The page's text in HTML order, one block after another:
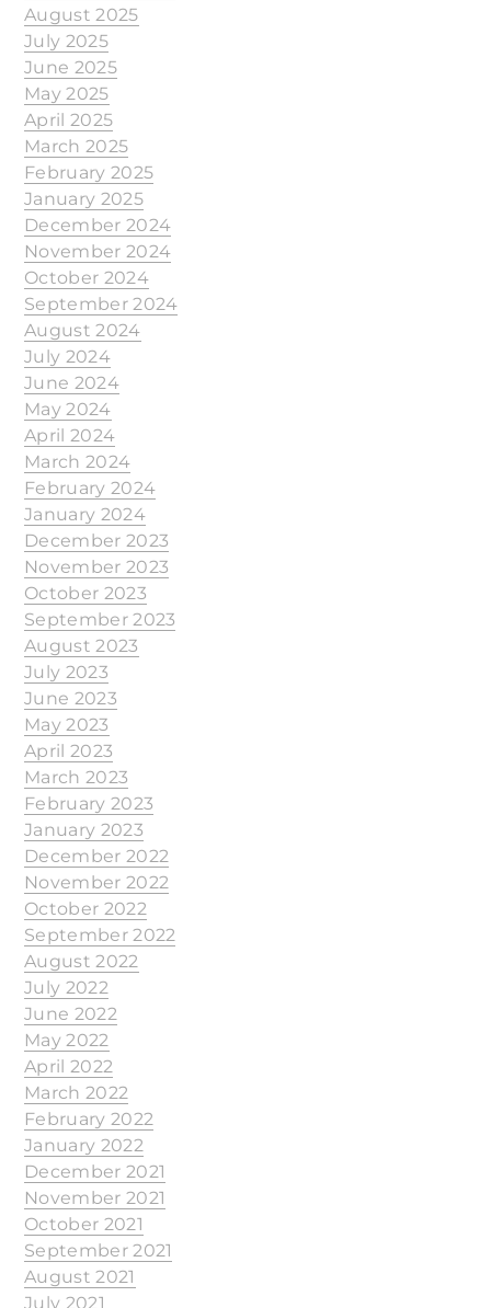
August 2025
July 2025
June 2025
May 2025
April 2025
March 2025
February 2025
January 2025
December 2024
November 2024
October 2024
September 2024
August 2024
July 2024
June 2024
May 2024
April 2024
March 2024
February 2024
January 2024
December 2023
November 2023
October 2023
September 2023
August 2023
July 2023
June 2023
May 2023
April 2023
March 2023
February 2023
January 2023
December 2022
November 2022
October 2022
September 2022
August 2022
July 2022
June 2022
May 2022
April 2022
March 2022
February 2022
January 2022
December 2021
November 2021
October 2021
September 2021
August 2021
July 2021